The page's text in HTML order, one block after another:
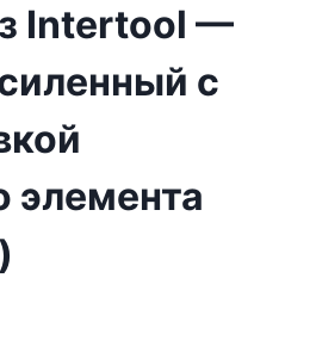
Intertool —
с
элемента